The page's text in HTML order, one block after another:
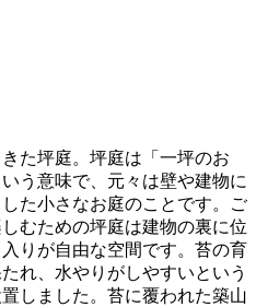
た坪庭。坪庭は「一坪のお
う意味で、元々は壁や建物に
た小さなお庭のことです。ご
むための坪庭は建物の裏に位
りが自由な空間です。苔の育
れ、水やりがしやすいという
しました。苔に覆われた築山